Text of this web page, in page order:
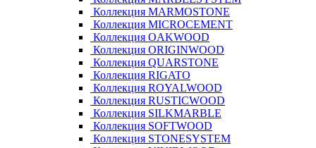
Коллекция MARMOSTONE
Коллекция MICROCEMENT
Коллекция OAKWOOD
Коллекция ORIGINWOOD
Коллекция QUARSTONE
Коллекция RIGATO
Коллекция ROYALWOOD
Коллекция RUSTICWOOD
Коллекция SILKMARBLE
Коллекция SOFTWOOD
Коллекция STONESYSTEM